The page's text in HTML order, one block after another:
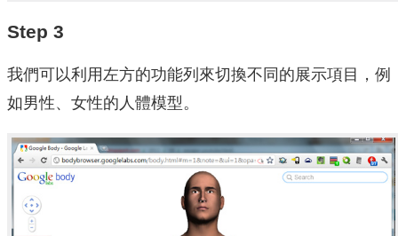
Step 3
我們可以利用左方的功能列來切換不同的展示項目，例
如男性、女性的人體模型。